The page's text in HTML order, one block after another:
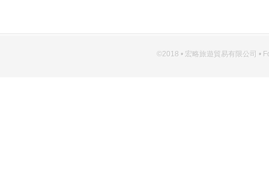
©2018 • 宏略旅遊貿易有限公司 •